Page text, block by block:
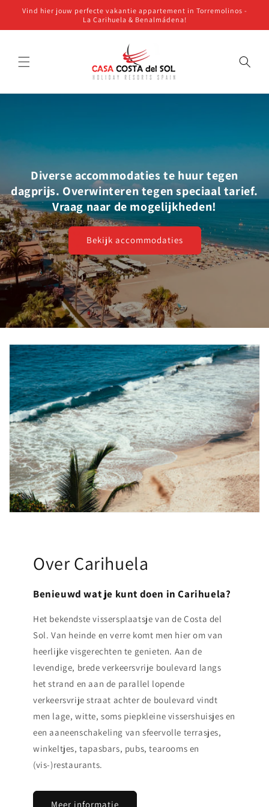
naar de
Vind hier jouw perfecte vakantie appartement in Torremolinos -
La Carihuela & Benalmádena!
Diverse accommodaties te huur tegen
dagprijs. Overwinteren tegen speciaal tarief.
Vraag naar de mogelijkheden!
Bekijk accommodaties
Over Carihuela
Benieuwd wat je kunt doen in Carihuela?
Het bekendste vissersplaatsje van de Costa del
Sol. Van heinde en verre komt men hier om van
heerlijke visgerechten te genieten. Aan de
levendige, brede verkeersvrije boulevard langs
het strand en aan de parallel lopende
verkeersvrije straat achter de boulevard vindt
men lage, witte, soms piepkleine vissershuisjes en
een aaneenschakeling van sfeervolle terrasjes,
winkeltjes, tapasbars, pubs, tearooms en
(vis-)restaurants.
Meer informatie